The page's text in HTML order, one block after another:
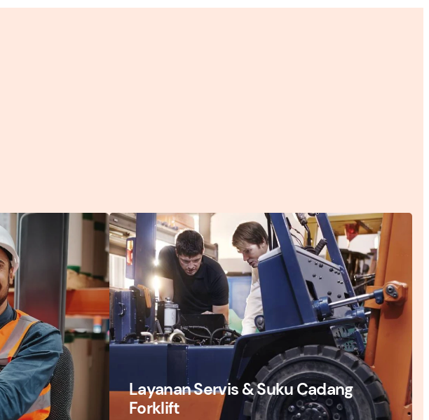
Layanan Servis & Suku Cadang
Forklift